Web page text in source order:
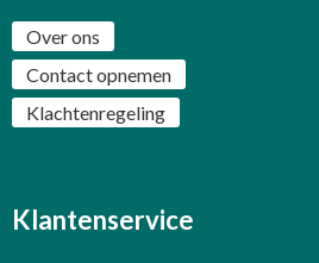
Over ons
Contact opnemen
Klachtenregeling
Klantenservice